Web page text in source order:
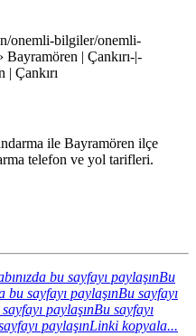
onemli-bilgiler/onemli-
| Çankırı-|-
Çankırı
ile Bayramören ilçe
telefon ve yol tarifleri.
bu sayfayı paylaşınBu
bu sayfayı paylaşınBu sayfayı
paylaşınBu sayfayı
paylaşınLinki kopyala...